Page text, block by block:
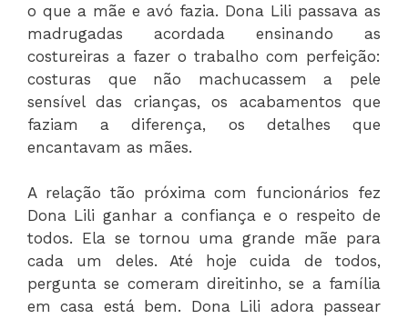
o que a mãe e avó fazia. Dona Lili passava as
madrugadas acordada ensinando as
costureiras a fazer o trabalho com perfeição:
costuras que não machucassem a pele
sensível das crianças, os acabamentos que
faziam a diferença, os detalhes que
encantavam as mães.
A relação tão próxima com funcionários fez
Dona Lili ganhar a confiança e o respeito de
todos. Ela se tornou uma grande mãe para
cada um deles. Até hoje cuida de todos,
pergunta se comeram direitinho, se a família
em casa está bem. Dona Lili adora passear